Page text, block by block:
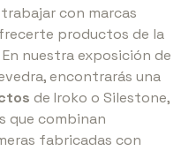
con marcas
productos de la
nuestra exposición de
encontrarás una
de Iroko o Silestone,
que combinan
fabricadas con